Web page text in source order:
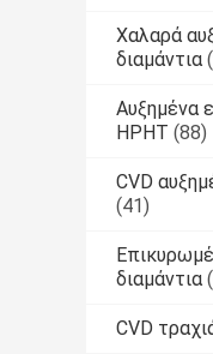
Χαλαρά
διαμάντια
Αυξημένα
HPHT (88)
CVD
(41)
διαμάντια
CVD